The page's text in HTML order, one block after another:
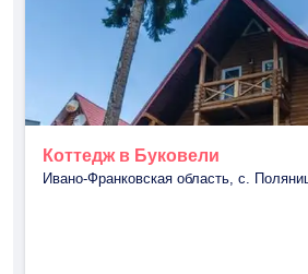
Коттедж в Буковели
Ивано-Франковская область, с.